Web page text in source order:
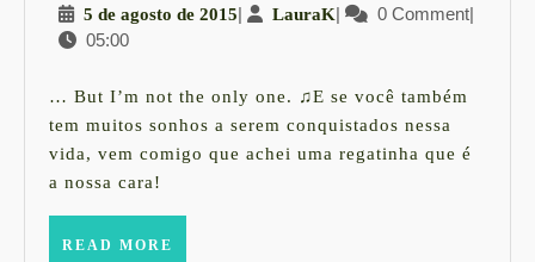
YOU
SAY
I'M
A
5 de agosto de 20155
de
2015
| LauraKLauraK
| 0 Comment|
05:00
… But I’m not the only one. ♫E se você também
tem muitos sonhos a serem conquistados nessa
vida, vem comigo que achei uma regatinha que é
a nossa cara!
READ MORE